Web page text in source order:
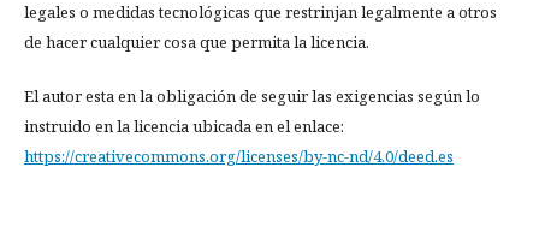
legales o medidas tecnológicas que restrinjan legalmente a otros
de hacer cualquier cosa que permita la licencia.
El autor esta en la obligación de seguir las exigencias según lo
instruido en la licencia ubicada en el enlace:
https://creativecommons.org/licenses/by-nc-nd/4.0/deed.es